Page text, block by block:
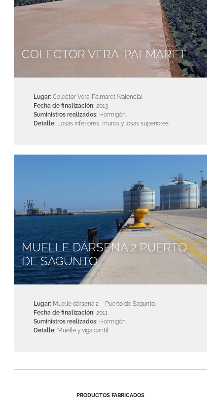
COLECTOR VERA-PALMARET
Lugar: Colector Vera-Palmaret (Valencia).
Fecha de finalización: 2013
Suministros realizados: Hormigón.
Detalle: Losas inferiores, muros y losas superiores.
MUELLE DÁRSENA 2 PUERTO
DE SAGUNTO
Lugar: Muelle dársena 2 – Puerto de Sagunto.
Fecha de finalización: 2011
Suministros realizados: Hormigón.
Detalle: Muelle y viga cantil.
PRODUCTOS FABRICADOS